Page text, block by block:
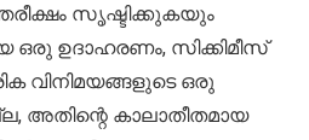
സൃഷ്ടിക്കുകയും
ഉദാഹരണം, സിക്കിമീസ്
വിനിമയങ്ങളുടെ ഒരു
അതിന്റെ കാലാതീതമായ